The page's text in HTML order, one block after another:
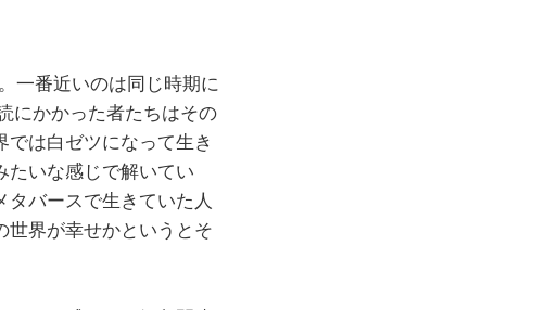
一番近いのは同じ時期に
にかかった者たちはその
は白ゼツになって生き
たいな感じで解いてい
タバースで生きていた人
世界が幸せかというとそ